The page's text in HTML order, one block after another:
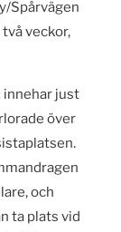
Spårvägen
veckor,
innehar just
över
och
ta plats vid